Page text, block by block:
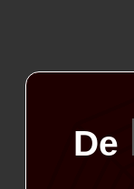
De